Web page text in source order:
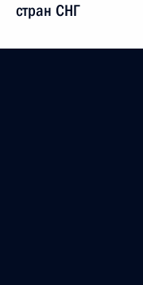
стран СНГ